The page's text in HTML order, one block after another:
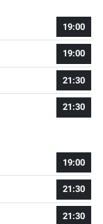
19:00
19:00
21:30
21:30
19:00
21:30
21:30